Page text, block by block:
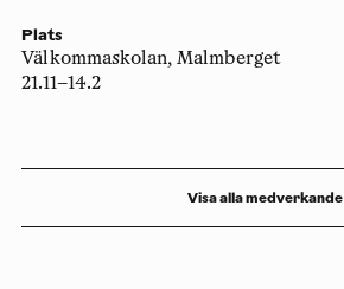
Plats
Välkommaskolan, Malmberget
21.11–14.2
Visa alla medverkande